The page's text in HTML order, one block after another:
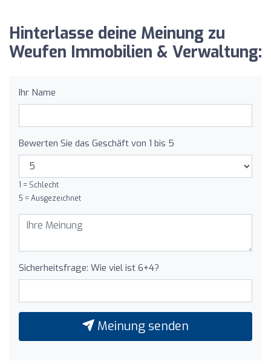
Hinterlasse deine Meinung zu
Weufen Immobilien & Verwaltung:
Ihr Name
Bewerten Sie das Geschäft von 1 bis 5
1 = Schlecht
5 = Ausgezeichnet
Sicherheitsfrage: Wie viel ist 6+4?
Meinung senden